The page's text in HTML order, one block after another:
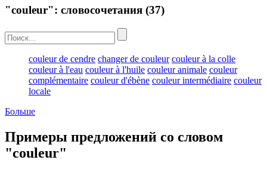
"couleur": словосочетания (37)
couleur de cendre changer de couleur couleur à la colle
couleur à l'eau couleur à l'huile couleur animale couleur
complémentaire couleur d'ébène couleur intermédiaire couleur
locale
Больше
Примеры предложений со словом
"couleur"